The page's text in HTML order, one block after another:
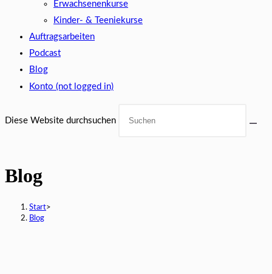
Erwachsenenkurse
Kinder- & Teeniekurse
Auftragsarbeiten
Podcast
Blog
Konto (not logged in)
Diese Website durchsuchen
Blog
Start>
Blog